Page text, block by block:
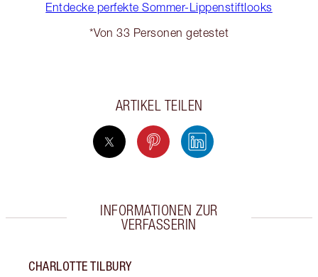
Entdecke perfekte Sommer-Lippenstiftlooks
*Von 33 Personen getestet
ARTIKEL TEILEN
INFORMATIONEN ZUR
VERFASSERIN
CHARLOTTE TILBURY